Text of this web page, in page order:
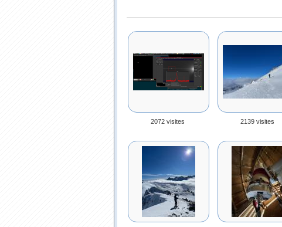
2072 visites 2139 visites